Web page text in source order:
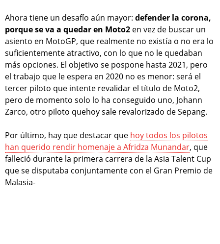
Ahora tiene un desafío aún mayor: defender la corona,
porque se va a quedar en Moto2 en vez de buscar un
asiento en MotoGP, que realmente no existía o no era lo
suficientemente atractivo, con lo que no le quedaban
más opciones. El objetivo se pospone hasta 2021, pero
el trabajo que le espera en 2020 no es menor: será el
tercer piloto que intente revalidar el título de Moto2,
pero de momento solo lo ha conseguido uno, Johann
Zarco, otro piloto quehoy sale revalorizado de Sepang.
Por último, hay que destacar que hoy todos los pilotos
han querido rendir homenaje a Afridza Munandar, que
falleció durante la primera carrera de la Asia Talent Cup
que se disputaba conjuntamente con el Gran Premio de
Malasia-